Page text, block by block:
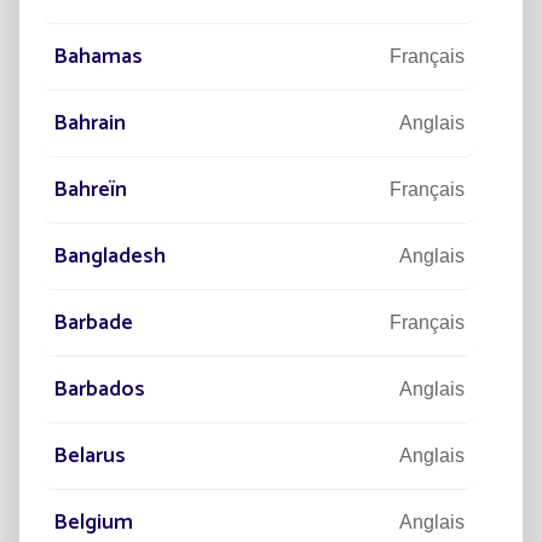
Crédit photo : Shaun Duval
Poursuivre la lecture
Helia : Le lampadaire solaire qui
Bahamas Français
Bahrain Anglais
Bahreïn Français
Bangladesh Anglais
Barbade Français
Barbados Anglais
Belarus Anglais
Belgium Anglais